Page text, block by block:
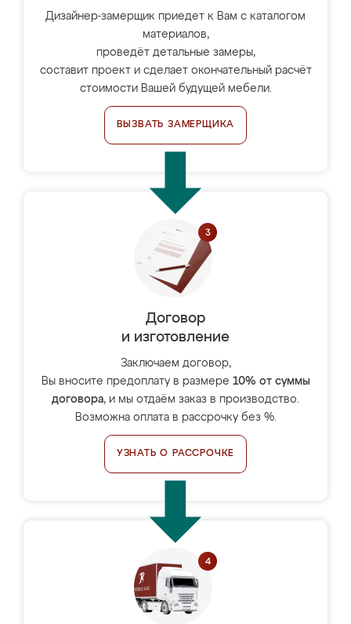
Дизайнер-замерщик приедет к Вам с каталогом
материалов,
проведёт детальные замеры,
составит проект и сделает окончательный расчёт
стоимости Вашей будущей мебели.
ВЫЗВАТЬ ЗАМЕРЩИКА
Договор
и изготовление
Заключаем договор,
Вы вносите предоплату в размере 10% от суммы
договора, и мы отдаём заказ в производство.
Возможна оплата в рассрочку без %.
УЗНАТЬ О РАССРОЧКЕ